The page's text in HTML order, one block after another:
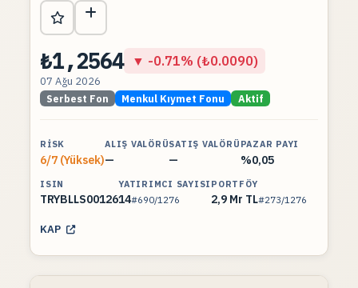
₺1,2564 ▼ -0.71% (₺0.0090)
07 Ağu 2026
Serbest Fon Menkul Kıymet Fonu Aktif
RISK
6/7 (Yüksek)
ALIŞ VALÖRÜ
—
SATIŞ VALÖRÜ
—
PAZAR PAYI
%0,05
ISIN
TRYBLLS00126
YATIRIMCI SAYISI
14#690/1276
PORTFÖY
2,9 Mr TL#273/1276
KAP